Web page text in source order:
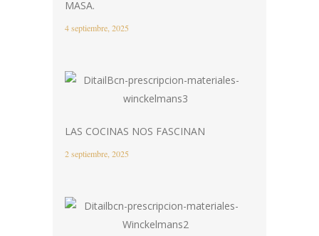
MASA.
4 septiembre, 2025
LAS COCINAS NOS FASCINAN
2 septiembre, 2025